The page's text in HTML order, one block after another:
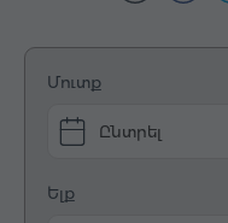
Մուտք
Ընտրել
Ելք